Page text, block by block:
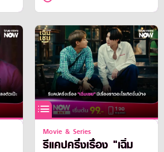
Movie & Series
รีแคปครึ่งเรื่อง "เฉิ่ม